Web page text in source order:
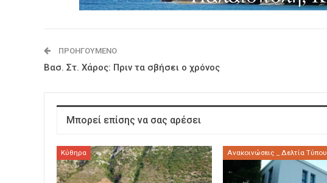
ΠΡΟΗΓΟΎΜΕΝΟ
Βασ. Στ. Χάρος: Πριν τα σβήσει ο χρόνος
Μπορεί επίσης να σας αρέσει
Κύθηρα Ανακοινώσεις _ Δελτία Τύπου